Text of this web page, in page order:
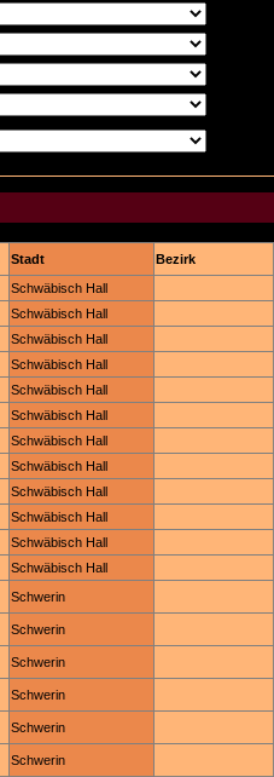
Stadt Bezirk
Schwäbisch Hall
Schwäbisch Hall
Schwäbisch Hall
Schwäbisch Hall
Schwäbisch Hall
Schwäbisch Hall
Schwäbisch Hall
Schwäbisch Hall
Schwäbisch Hall
Schwäbisch Hall
Schwäbisch Hall
Schwäbisch Hall
Schwerin
Schwerin
Schwerin
Schwerin
Schwerin
Schwerin